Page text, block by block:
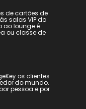
de cartões de
salas VIP do
ao lounge é
ou classe de
os clientes
do mundo.
pessoa e por